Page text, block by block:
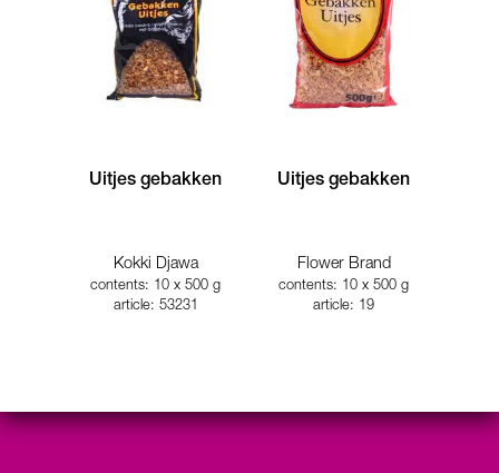
Uitjes gebakken
Kokki Djawa
contents: 10 x 500 g
article: 53231
Uitjes gebakken
Flower Brand
contents: 10 x 500 g
article: 19